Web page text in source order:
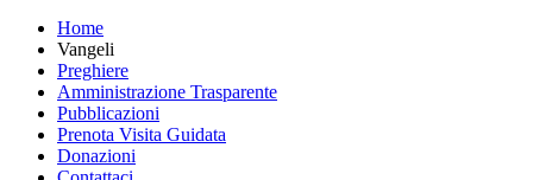
Home
Vangeli
Preghiere
Amministrazione Trasparente
Pubblicazioni
Prenota Visita Guidata
Donazioni